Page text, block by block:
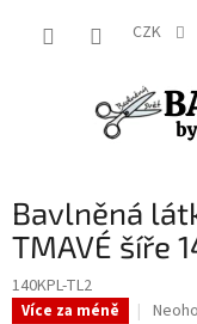
CZK
Bavlněná
TMAVÉ šíře
140KPL-TL2
Více za méně